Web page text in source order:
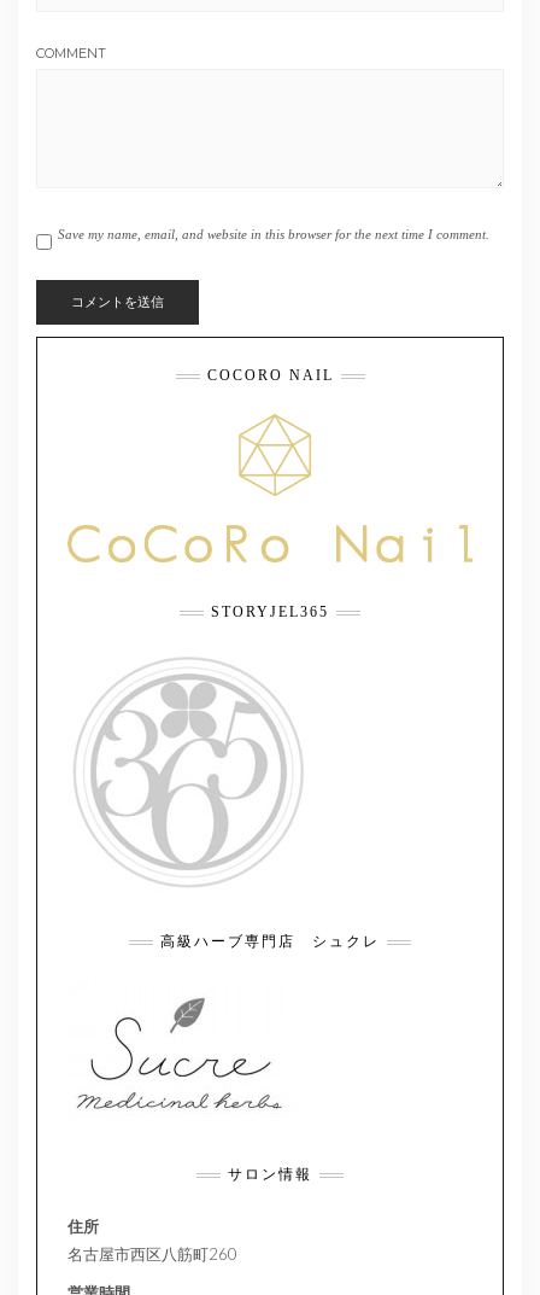
COMMENT
Save my name, email, and website in this browser for the next time I comment.
COCORO NAIL
STORYJEL365
高級ハーブ専門店 シュクレ
サロン情報
住所
名古屋市西区八筋町260